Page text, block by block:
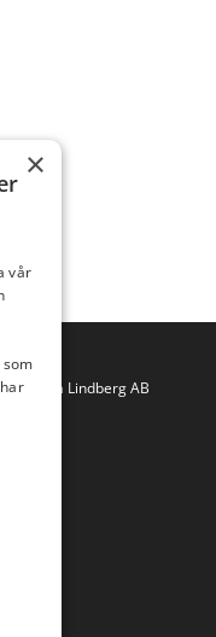
Anna Lindberg AB
×
vår